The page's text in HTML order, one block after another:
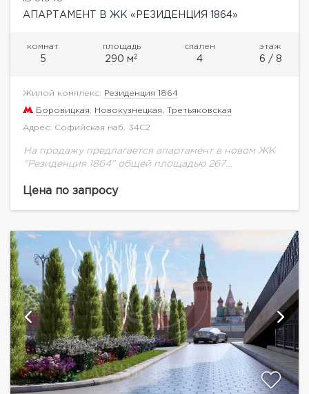
АПАРТАМЕНТ В ЖК «РЕЗИДЕНЦИЯ 1864»
комнат
5
площадь
290 м2
спален
4
этаж
6 / 8
Жилой комплекс: Резиденция 1864
Боровицкая Новокузнецкая Третьяковская
Адрес: Софийская наб. 34С2
На продажу предлагается апартамент в новом ЖК
"Резиденция 1864" общей площадью 267
комплекс, включающий в себя 68 апартаментов.
Цена по запросу